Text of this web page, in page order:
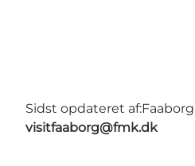
Sidst opdateret af:
visitfaaborg@fmk.dk